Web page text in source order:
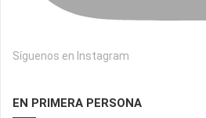
Síguenos en Instagram
EN PRIMERA PERSONA